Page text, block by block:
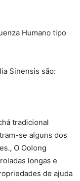
Humano tipo
Sinensis são:
tradicional
se alguns dos
O Oolong
longas e
de ajuda